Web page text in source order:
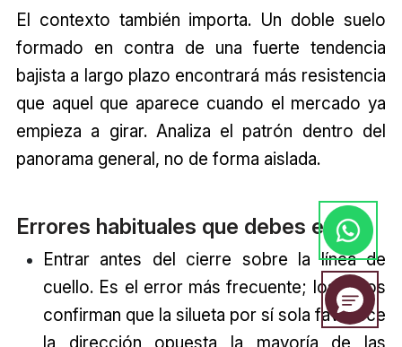
El contexto también importa. Un doble suelo
formado en contra de una fuerte tendencia
bajista a largo plazo encontrará más resistencia
que aquel que aparece cuando el mercado ya
empieza a girar. Analiza el patrón dentro del
panorama general, no de forma aislada.
Errores habituales que debes evitar
Entrar antes del cierre sobre la línea de
cuello. Es el error más frecuente; los datos
confirman que la silueta por sí sola favorece
la dirección opuesta la mayoría de las